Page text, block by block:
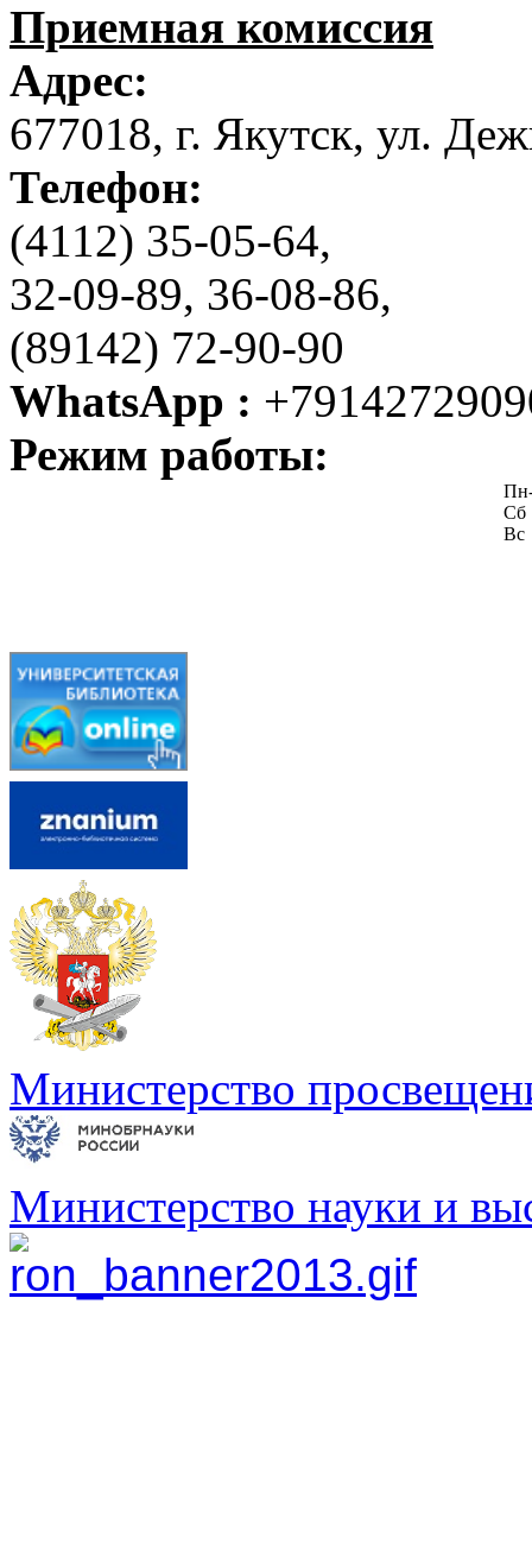
Приемная комиссия
Адрес:
677018, г. Якутск, ул.
Телефон:
(4112) 35-05-64,
32-09-89, 36-08-86,
(89142) 72-90-90
WhatsApp :
Режим работы:
Сб
Вс
Министерство
Министерство науки и